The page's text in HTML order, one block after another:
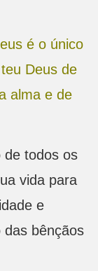
é o único
Deus de
alma e de
de todos os
vida para
e
das bênçãos